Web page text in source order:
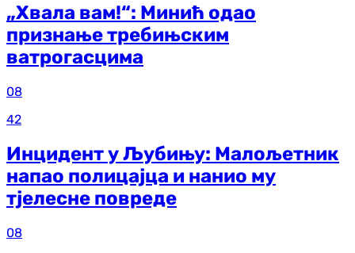
„Хвала вам!“: Минић одао
признање требињским
ватрогасцима
08
42
Инцидент у Љубињу: Малољетник
напао полицајца и нанио му
тјелесне повреде
08